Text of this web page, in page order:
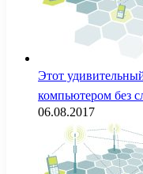
Этот
компьютером без
06.08.2017